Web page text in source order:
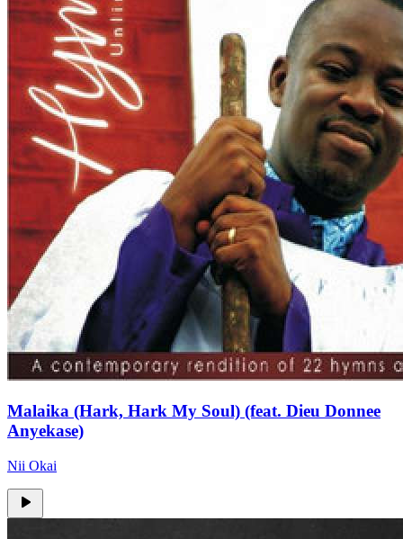
Malaika (Hark, Hark My Soul) (feat. Dieu Donnee
Anyekase)
Nii Okai